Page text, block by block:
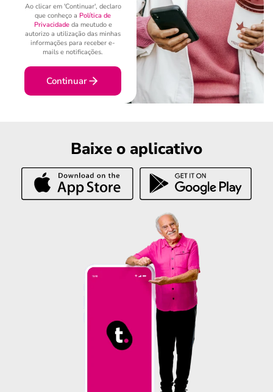
Ao clicar em 'Continuar', declaro
que conheço a Política de
Privacidadeda meutudo e
autorizo a utilização das minhas
informações para receber e-
mails e notificações.
Continuar
Baixe o aplicativo